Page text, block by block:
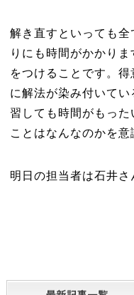
解き直すといっても全
りにも時間がかかり
をつけることです。
に解法が染み付いて
習しても時間がもっ
ことはなんなのかを意
明日の担当者は石井